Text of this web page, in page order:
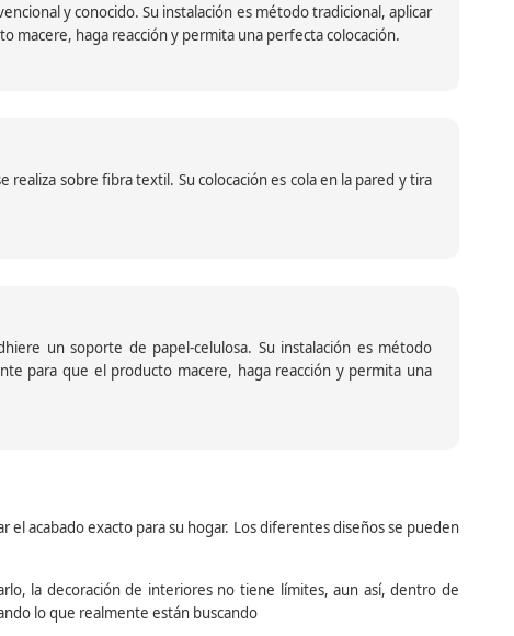
y conocido. Su instalación es método tradicional, aplicar
macere, haga reacción y permita una perfecta colocación.
sobre fibra textil. Su colocación es cola en la pared y tira
un soporte de papel-celulosa. Su instalación es método
para que el producto macere, haga reacción y permita una
acabado exacto para su hogar. Los diferentes diseños se pueden
la decoración de interiores no tiene límites, aun así, dentro de
lo que realmente están buscando